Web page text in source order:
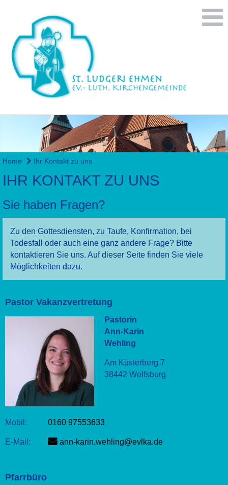
Home Ihr Kontakt zu uns
IHR KONTAKT ZU UNS
Sie haben Fragen?
Zu den Gottesdiensten, zu Taufe, Konfirmation, bei
Todesfall oder auch eine ganz andere Frage? Bitte
kontaktieren Sie uns. Auf dieser Seite finden Sie viele
Möglichkeiten dazu.
Pastor Vakanzvertretung
Pastorin
Ann-Karin
Wehling
Am Küsterberg 7
38442 Wolfsburg
Mobil: 0160 97553633
E-Mail: ann-karin.wehling@evlka.de
Pfarrbüro